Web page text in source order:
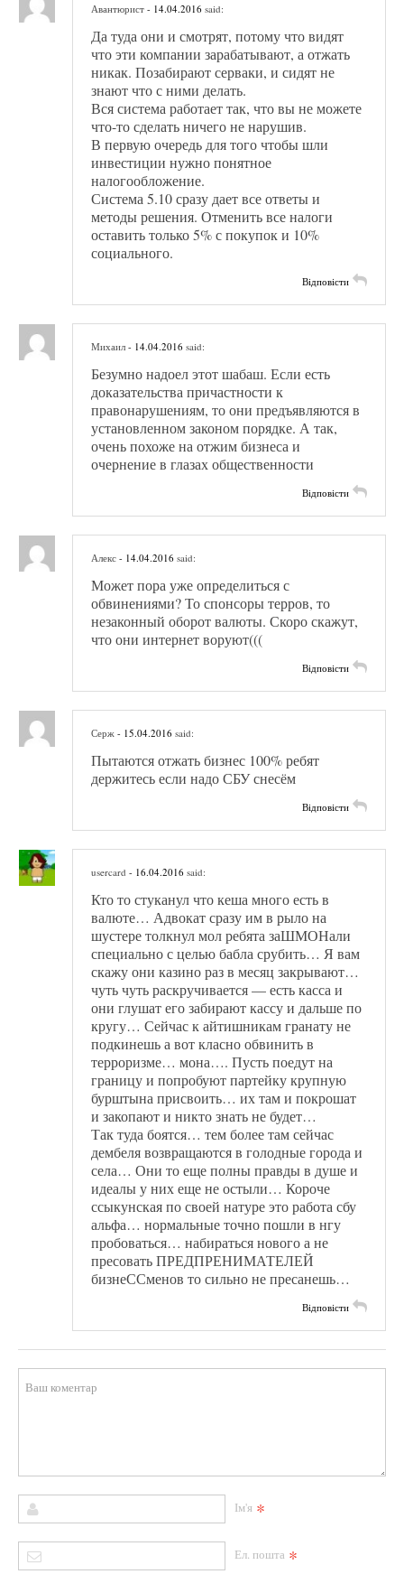
Авантюрист - 14.04.2016 said:
Да туда они и смотрят, потому что видят
что эти компании зарабатывают, а отжать
никак. Позабирают серваки, и сидят не
знают что с ними делать.
Вся система работает так, что вы не можете
что-то сделать ничего не нарушив.
В первую очередь для того чтобы шли
инвестиции нужно понятное
налогообложение.
Система 5.10 сразу дает все ответы и
методы решения. Отменить все налоги
оставить только 5% с покупок и 10%
социального.
Відповісти
Михаил - 14.04.2016 said:
Безумно надоел этот шабаш. Если есть
доказательства причастности к
правонарушениям, то они предъявляются в
установленном законом порядке. А так,
очень похоже на отжим бизнеса и
очернение в глазах общественности
Відповісти
Алекс - 14.04.2016 said:
Может пора уже определиться с
обвинениями? То спонсоры терров, то
незаконный оборот валюты. Скоро скажут,
что они интернет воруют(((
Відповісти
Серж - 15.04.2016 said:
Пытаются отжать бизнес 100% ребят
держитесь если надо СБУ снесём
Відповісти
usercard - 16.04.2016 said:
Кто то стуканул что кеша много есть в
валюте… Адвокат сразу им в рыло на
шустере толкнул мол ребята заШМОНали
специально с целью бабла срубить… Я вам
скажу они казино раз в месяц закрывают…
чуть чуть раскручивается — есть касса и
они глушат его забирают кассу и дальше по
кругу… Сейчас к айтишникам гранату не
подкинешь а вот класно обвинить в
терроризме… мона…. Пусть поедут на
границу и попробуют партейку крупную
бурштына присвоить… их там и покрошат
и закопают и никто знать не будет…
Так туда боятся… тем более там сейчас
дембеля возвращаются в голодные города и
села… Они то еще полны правды в душе и
идеалы у них еще не остыли… Короче
ссыкунская по своей натуре это работа сбу
альфа… нормальные точно пошли в нгу
пробоваться… набираться нового а не
пресовать ПРЕДПРЕНИМАТЕЛЕЙ
бизнеССменов то сильно не пресанешь…
Відповісти
Ім'я *
Ел. пошта *